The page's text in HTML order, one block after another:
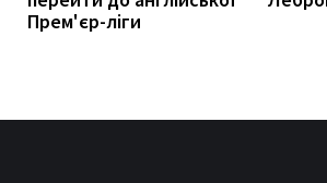
Прем'єр-ліги